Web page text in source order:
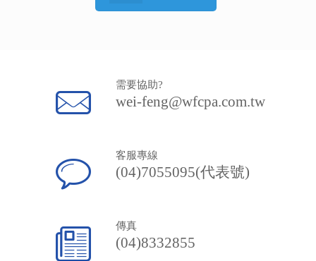
需要協助?
wei-feng@wfcpa.com.tw
客服專線
(04)7055095(代表號)
傳真
(04)8332855